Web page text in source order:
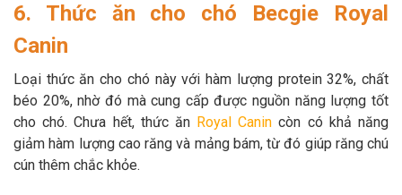
6. Thức ăn cho chó Becgie Royal
Canin
Loại thức ăn cho chó này với hàm lượng protein 32%, chất
béo 20%, nhờ đó mà cung cấp được nguồn năng lượng tốt
cho chó. Chưa hết, thức ăn Royal Canin còn có khả năng
giảm hàm lượng cao răng và mảng bám, từ đó giúp răng chú
cún thêm chắc khỏe.